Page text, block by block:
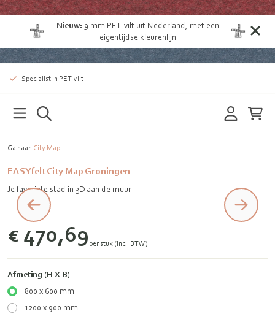
Nieuw: 9 mm PET-vilt uit Nederland , met een
eigentijdse kleurenlijn
Specialist in PET-vilt
Ga naar City Map
EASYfelt City Map Groningen
Je favoriete stad in 3D aan de muur
€ 470,69 per stuk (incl. BTW)
Afmeting (H X B)
800 x 600 mm
1200 x 900 mm